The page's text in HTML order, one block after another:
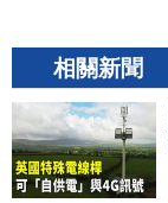
相關新聞